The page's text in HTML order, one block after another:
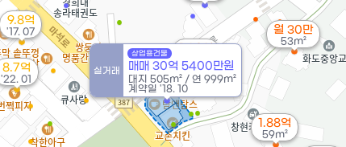
58m²
월 30만
53m²
1.88억
59m²
8.7억
'22. 01
실거래
상업용건물
매매 30억 5400만원
대지 505m² / 연 999m²
계약일 '18. 10
9.8억
'17. 07